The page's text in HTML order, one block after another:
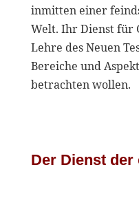
inmitten einer
Welt. Ihr Dienst für
Lehre des Neuen
Bereiche und
betrachten wollen.
Der Dienst der